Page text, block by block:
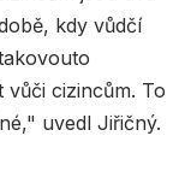
kdy vůdčí
vůči cizincům. To
uvedl Jiřičný.